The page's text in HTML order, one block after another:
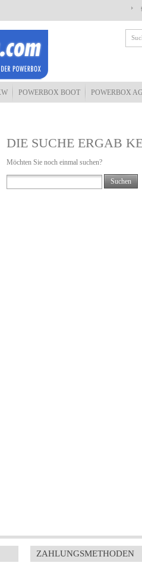
POWERBOX BOOT POWERBOX
DIE SUCHE ERGAB
Möchten Sie noch einmal suchen?
Suchen
ZAHLUNGSMETHODEN